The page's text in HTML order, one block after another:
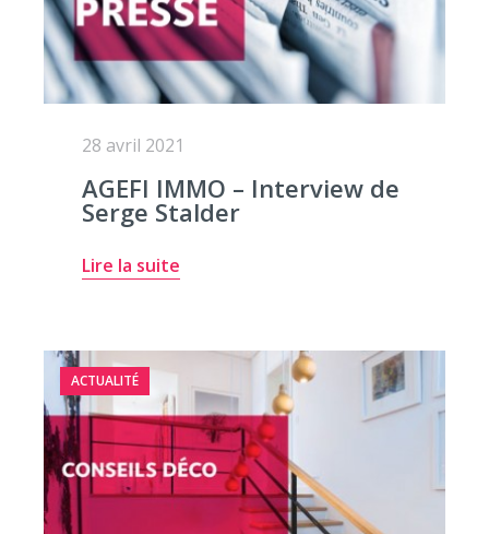
28 avril 2021
AGEFI IMMO – Interview de
Serge Stalder
Lire la suite
ACTUALITÉ